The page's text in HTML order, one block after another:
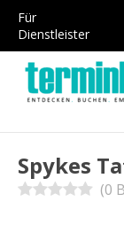
Für
Dienstleister
Spykes
(0